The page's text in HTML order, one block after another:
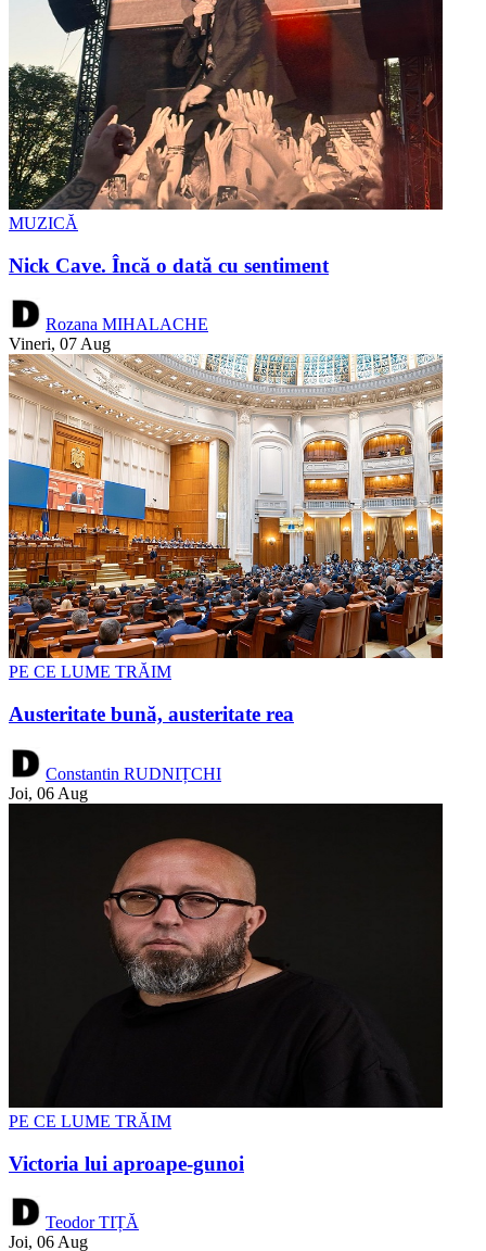
MUZICĂ
Nick Cave. Încă o dată cu sentiment
Rozana MIHALACHE
Vineri, 07 Aug
PE CE LUME TRĂIM
Austeritate bună, austeritate rea
Constantin RUDNIȚCHI
Joi, 06 Aug
PE CE LUME TRĂIM
Victoria lui aproape-gunoi
Teodor TIȚĂ
Joi, 06 Aug